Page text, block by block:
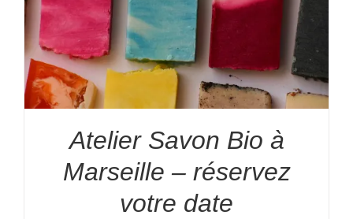
Atelier Savon Bio à
Marseille – réservez
votre date